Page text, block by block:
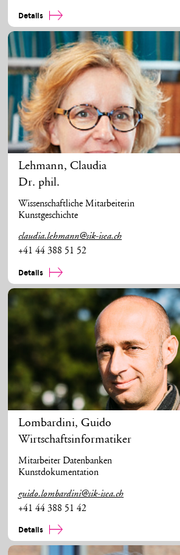
Details
Lehmann,Claudia
Dr. phil.
Wissenschaftliche Mitarbeiterin
Kunstgeschichte
claudia.lehmann@sik-isea.ch
+41 44 388 51 52
Details
Lombardini, Guido
Wirtschaftsinformatiker
Mitarbeiter Datenbanken
Kunstdokumentation
guido.lombardini@sik-isea.ch
+41 44 388 51 42
Details